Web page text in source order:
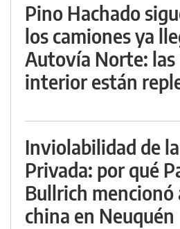
Pino Hachado
los camiones ya
Autovía Norte: las
interior están
Inviolabilidad de
Privada: por qué
Bullrich mencionó
china en Neuquén